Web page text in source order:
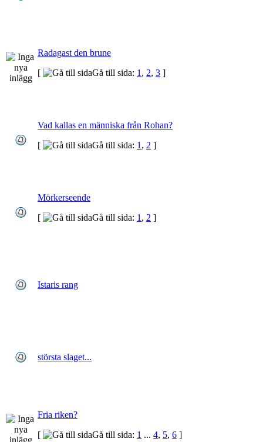
Radagast den brune
[
Gå till sida: 1 , 2, 3 ]
Vad kallas en människa från Rohan?
[
Gå till sida: 1 , 2 ]
Mörkerseende
[
Gå till sida: 1 , 2 ]
Istaris rang
största slaget...
Fria riken?
[
Gå till sida: 1 ... 4, 5, 6 ]